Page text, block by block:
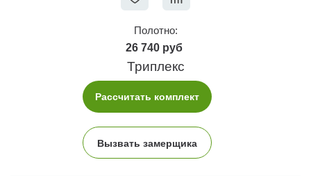
Полотно:
26 740 руб
Триплекс
Рассчитать комплект
Вызвать замерщика